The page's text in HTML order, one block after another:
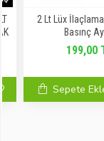
2 Lt Lüx
Basınç
199,00
Sepete